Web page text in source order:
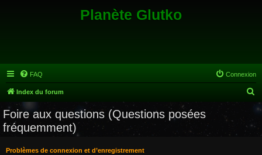
Planète Glutko
FAQ Connexion
Index du forum
Foire aux questions (Questions posées
fréquemment)
Problèmes de connexion et d’enregistrement